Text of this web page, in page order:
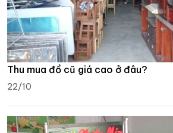
Thu mua đồ cũ giá cao ở đâu?
22/10